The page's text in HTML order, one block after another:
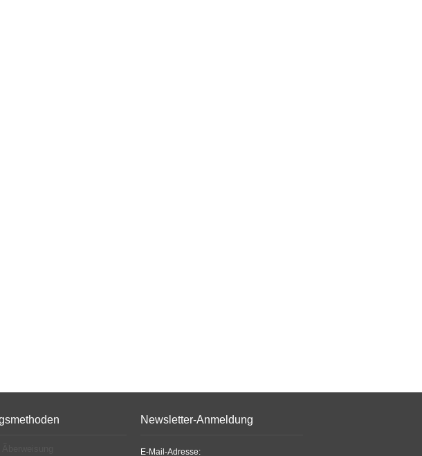
Newsletter-Anmeldung
E-Mail-Adresse: